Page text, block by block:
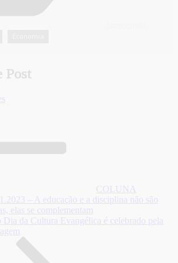
Post
COLUNA
– A educação e a disciplina não são
elas se complementam
Dia da Cultura Evangélica é celebrado pela